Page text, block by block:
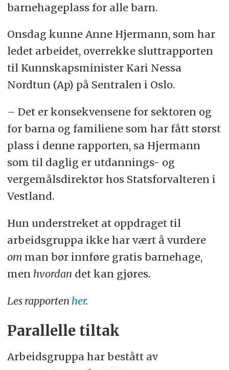
barnehageplass for alle barn.
Onsdag kunne Anne Hjermann, som har
ledet arbeidet, overrekke sluttrapporten
til Kunnskapsminister Kari Nessa
Nordtun (Ap) på Sentralen i Oslo.
– Det er konsekvensene for sektoren og
for barna og familiene som har fått størst
plass i denne rapporten, sa Hjermann
som til daglig er utdannings- og
vergemålsdirektør hos Statsforvalteren i
Vestland.
Hun understreket at oppdraget til
arbeidsgruppa ikke har vært å vurdere
omman bør innføre gratis barnehage,
men hvordan det kan gjøres.
Les rapporten her.
Parallelle tiltak
Arbeidsgruppa har bestått av